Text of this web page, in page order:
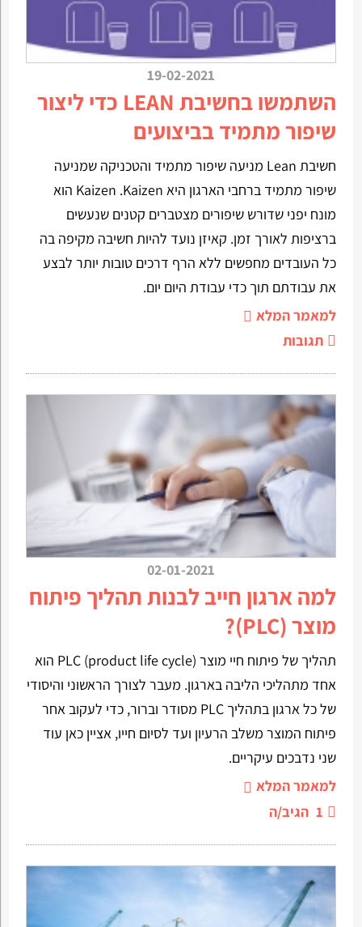
19-02-2021
השתמשו בחשיבת LEAN כדי ליצור
שיפור מתמיד בביצועים
חשיבת Lean מניעה שיפור מתמיד והטכניקה שמניעה
שיפור מתמיד ברחבי הארגון היא Kaizen .Kaizen הוא
מונח יפני שדורש שיפורים מצטברים קטנים שנעשים
ברציפות לאורך זמן. קאיזן נועד להיות חשיבה מקיפה בה
כל העובדים מחפשים ללא הרף דרכים טובות יותר לבצע
את עבודתם תוך כדי עבודת היום יום.
למאמר המלא
תגובות
02-01-2021
למה ארגון חייב לבנות תהליך פיתוח
מוצר (PLC)?
תהליך של פיתוח חיי מוצר (PLC (product life cycle הוא
אחד מתהליכי הליבה בארגון. מעבר לצורך הראשוני והיסודי
של כל ארגון בתהליך PLC מסודר וברור, כדי לעקוב אחר
פיתוח המוצר משלב הרעיון ועד לסיום חייו, אציין כאן עוד
שני נדבכים עיקריים.
למאמר המלא
1 הגיב/ה